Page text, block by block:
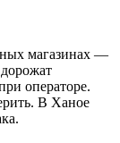
магазинах —
операторе.
В Ханое